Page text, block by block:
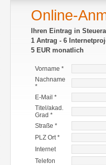
Online-
Ihren Eintrag in
1 Antrag - 6
5 EUR monatlich
Vorname *
Nachname
*
E-Mail *
Titel/akad.
Grad *
Straße *
PLZ Ort *
Internet
Telefon